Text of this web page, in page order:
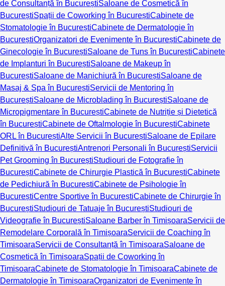
de Consultanță în BucureștiSaloane de Cosmetică în
BucureștiSpații de Coworking în BucureștiCabinete de
Stomatologie în BucureștiCabinete de Dermatologie în
BucureștiOrganizatori de Evenimente în BucureștiCabinete de
Ginecologie în BucureștiSaloane de Tuns în BucureștiCabinete
de Implanturi în BucureștiSaloane de Makeup în
BucureștiSaloane de Manichiură în BucureștiSaloane de
Masaj & Spa în BucureștiServicii de Mentoring în
BucureștiSaloane de Microblading în BucureștiSaloane de
Micropigmentare în BucureștiCabinete de Nutriție și Dietetică
în BucureștiCabinete de Oftalmologie în BucureștiCabinete
ORL în BucureștiAlte Servicii în BucureștiSaloane de Epilare
Definitivă în BucureștiAntrenori Personali în BucureștiServicii
Pet Grooming în BucureștiStudiouri de Fotografie în
BucureștiCabinete de Chirurgie Plastică în BucureștiCabinete
de Pedichiură în BucureștiCabinete de Psihologie în
BucureștiCentre Sportive în BucureștiCabinete de Chirurgie în
BucureștiStudiouri de Tatuaje în BucureștiStudiouri de
Videografie în BucureștiSaloane Barber în TimișoaraServicii de
Remodelare Corporală în TimișoaraServicii de Coaching în
TimișoaraServicii de Consultanță în TimișoaraSaloane de
Cosmetică în TimișoaraSpații de Coworking în
TimișoaraCabinete de Stomatologie în TimișoaraCabinete de
Dermatologie în TimișoaraOrganizatori de Evenimente în